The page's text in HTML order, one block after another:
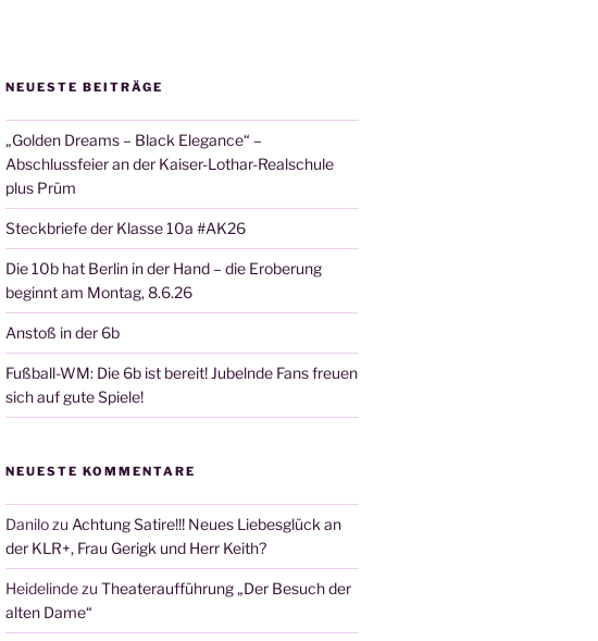
NEUESTE BEITRÄGE
„Golden Dreams – Black Elegance“ –
Abschlussfeier an der Kaiser-Lothar-Realschule
plus Prüm
Steckbriefe der Klasse 10a #AK26
Die 10b hat Berlin in der Hand – die Eroberung
beginnt am Montag, 8.6.26
Anstoß in der 6b
Fußball-WM: Die 6b ist bereit! Jubelnde Fans freuen
sich auf gute Spiele!
NEUESTE KOMMENTARE
Danilozu Achtung Satire!!! Neues Liebesglück an
der KLR+, Frau Gerigk und Herr Keith?
Heidelindezu Theateraufführung „Der Besuch der
alten Dame“